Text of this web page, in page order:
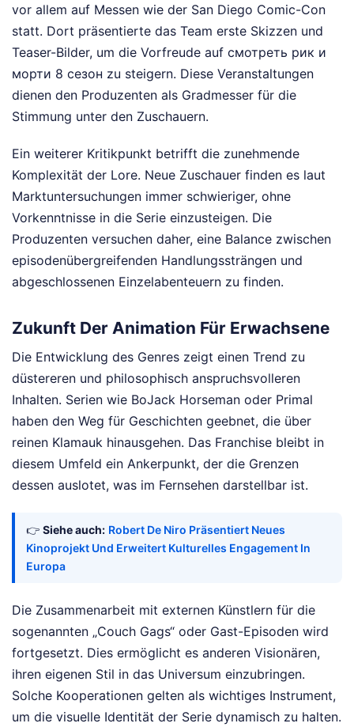
vor allem auf Messen wie der San Diego Comic-Con
statt. Dort präsentierte das Team erste Skizzen und
Teaser-Bilder, um die Vorfreude auf смотреть рик и
морти 8 сезон zu steigern. Diese Veranstaltungen
dienen den Produzenten als Gradmesser für die
Stimmung unter den Zuschauern.
Ein weiterer Kritikpunkt betrifft die zunehmende
Komplexität der Lore. Neue Zuschauer finden es laut
Marktuntersuchungen immer schwieriger, ohne
Vorkenntnisse in die Serie einzusteigen. Die
Produzenten versuchen daher, eine Balance zwischen
episodenübergreifenden Handlungssträngen und
abgeschlossenen Einzelabenteuern zu finden.
Zukunft Der Animation Für Erwachsene
Die Entwicklung des Genres zeigt einen Trend zu
düstereren und philosophisch anspruchsvolleren
Inhalten. Serien wie BoJack Horseman oder Primal
haben den Weg für Geschichten geebnet, die über
reinen Klamauk hinausgehen. Das Franchise bleibt in
diesem Umfeld ein Ankerpunkt, der die Grenzen
dessen auslotet, was im Fernsehen darstellbar ist.
👉 Siehe auch: Robert De Niro Präsentiert Neues
Kinoprojekt Und Erweitert Kulturelles Engagement In
Europa
Die Zusammenarbeit mit externen Künstlern für die
sogenannten „Couch Gags“ oder Gast-Episoden wird
fortgesetzt. Dies ermöglicht es anderen Visionären,
ihren eigenen Stil in das Universum einzubringen.
Solche Kooperationen gelten als wichtiges Instrument,
um die visuelle Identität der Serie dynamisch zu halten.